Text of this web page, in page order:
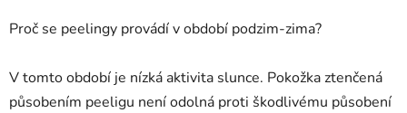
Proč se peelingy provádí v období podzim-zima?
V tomto období je nízká aktivita slunce. Pokožka ztenčená
působením peeligu není odolná proti škodlivému působení